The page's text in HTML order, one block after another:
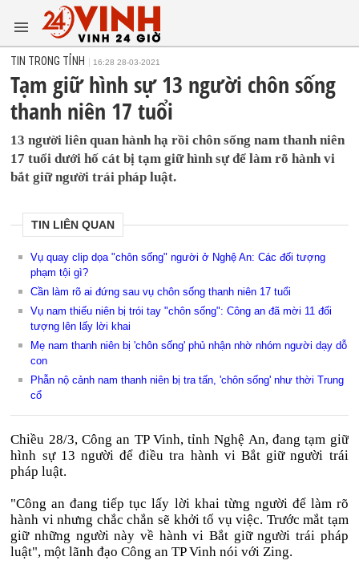
TIN TRONG TỈNH 16:28 28-03-2021
Tạm giữ hình sự 13 người chôn sống
thanh niên 17 tuổi
13 người liên quan hành hạ rồi chôn sống nam thanh niên
17 tuổi dưới hố cát bị tạm giữ hình sự để làm rõ hành vi
bắt giữ người trái pháp luật.
TIN LIÊN QUAN
Vụ quay clip dọa "chôn sống" người ở Nghệ An: Các đối tượng
phạm tội gì?
Cần làm rõ ai đứng sau vụ chôn sống thanh niên 17 tuổi
Vụ nam thiếu niên bị trói tay "chôn sống": Công an đã mời 11 đối
tượng lên lấy lời khai
Mẹ nam thanh niên bị 'chôn sống' phủ nhận nhờ nhóm người dạy dỗ
con
Phẫn nộ cảnh nam thanh niên bị tra tấn, 'chôn sống' như thời Trung
cổ
Chiều 28/3, Công an TP Vinh, tỉnh Nghệ An, đang tạm giữ
hình sự 13 người để điều tra hành vi Bắt giữ người trái
pháp luật.
"Công an đang tiếp tục lấy lời khai từng người để làm rõ
hành vi nhưng chắc chắn sẽ khởi tố vụ việc. Trước mắt tạm
giữ những người này về hành vi Bắt giữ người trái pháp
luật", một lãnh đạo Công an TP Vinh nói với Zing.